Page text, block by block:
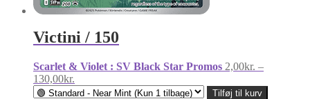
Victini / 150
Scarlet & Violet : SV Black Star Promos 2,00kr. –
130,00kr.
2,00kr.
Tilføj til kurv